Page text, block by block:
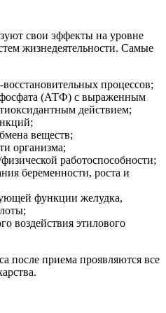
свои эффекты на уровне
жизнедеятельности. Самые
процессов;
(АТФ) с выраженным
действием;
веществ;
организма;
работоспособности;
беременности, роста и
функции желудка,
воздействия этилового
после приема проявляются все